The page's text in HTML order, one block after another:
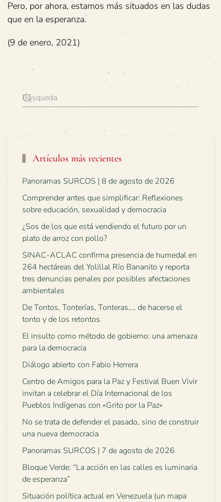
Pero, por ahora, estamos más situados en las dudas
que en la esperanza.
(9 de enero, 2021)
Artículos más recientes
Panoramas SURCOS | 8 de agosto de 2026
Comprender antes que simplificar: Reflexiones
sobre educación, sexualidad y democracia
¿Sos de los que está vendiendo el futuro por un
plato de arroz con pollo?
SINAC-ACLAC confirma presencia de humedal en
264 hectáreas del Yolillal Río Bananito y reporta
tres denuncias penales por posibles afectaciones
ambientales
De Tontos, Tonterías, Tonteras…, de hacerse el
tonto y de los retontos
El insulto como método de gobierno: una amenaza
para la democracia
Diálogo abierto con Fabio Herrera
Centro de Amigos para la Paz y Festival Buen Vivir
invitan a celebrar el Día Internacional de los
Pueblos Indígenas con «Grito por la Paz»
No se trata de defender el pasado, sino de construir
una nueva democracia
Panoramas SURCOS | 7 de agosto de 2026
Bloque Verde: “La acción en las calles es luminaria
de esperanza”
Situación política actual en Venezuela (un mapa